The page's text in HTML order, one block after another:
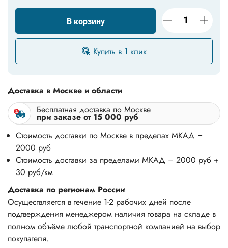
В корзину
Купить в 1 клик
Доставка в Москве и области
Бесплатная доставка по Москве
при заказе от 15 000 руб
Стоимость доставки по Москве в пределах МКАД –
2000 руб
Стоимость доставки за пределами МКАД – 2000 руб +
30 руб/км
Доставка по регионам России
Осуществляется в течение 1-2 рабочих дней после
подтверждения менеджером наличия товара на складе в
полном объёме любой транспортной компанией на выбор
покупателя.